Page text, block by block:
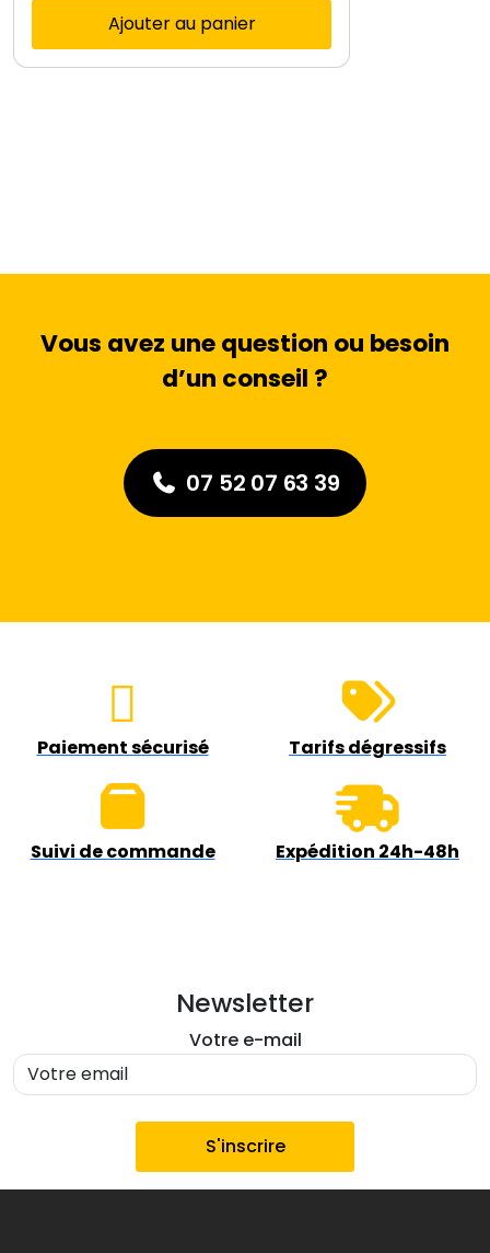
Ajouter au panier
Vous avez une question ou besoin
d’un conseil ?
07 52 07 63 39
Paiement sécurisé Tarifs dégressifs
Suivi de commande Expédition 24h-48h
Newsletter
Votre e-mail